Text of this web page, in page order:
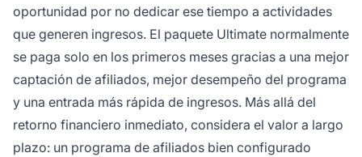
oportunidad por no dedicar ese tiempo a actividades
que generen ingresos. El paquete Ultimate normalmente
se paga solo en los primeros meses gracias a una mejor
captación de afiliados, mejor desempeño del programa
y una entrada más rápida de ingresos. Más allá del
retorno financiero inmediato, considera el valor a largo
plazo: un programa de afiliados bien configurado